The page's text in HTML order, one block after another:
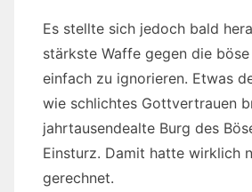
Es stellte sich jedoch bald
stärkste Waffe gegen die
einfach zu ignorieren. Etwas
wie schlichtes Gottvertrauen
jahrtausendealte Burg des
Einsturz. Damit hatte wirklich
gerechnet.